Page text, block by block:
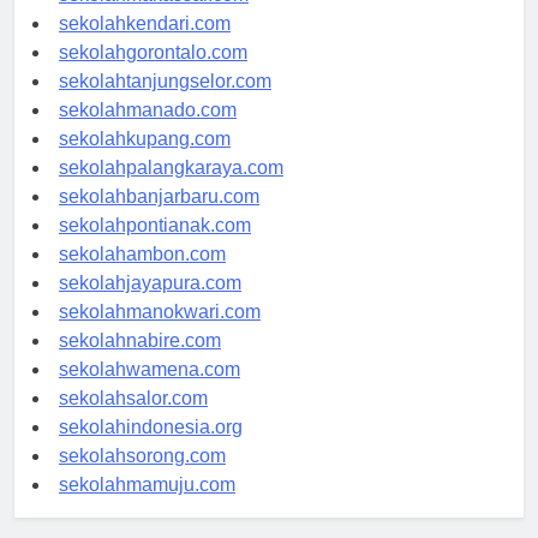
sekolahmakassar.com
sekolahkendari.com
sekolahgorontalo.com
sekolahtanjungselor.com
sekolahmanado.com
sekolahkupang.com
sekolahpalangkaraya.com
sekolahbanjarbaru.com
sekolahpontianak.com
sekolahambon.com
sekolahjayapura.com
sekolahmanokwari.com
sekolahnabire.com
sekolahwamena.com
sekolahsalor.com
sekolahindonesia.org
sekolahsorong.com